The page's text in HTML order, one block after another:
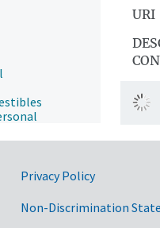
URI
Privacy Policy
Non-Discrimination